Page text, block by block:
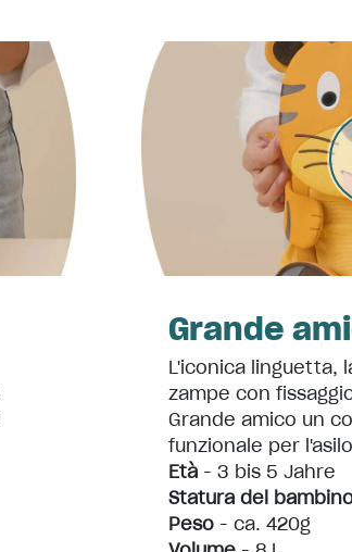
Grande
L'iconica linguetta,
zampe con
Grande amico un
funzionale per
Età - 3 bis 5 Jahre
Statura del
Peso - ca. 420g